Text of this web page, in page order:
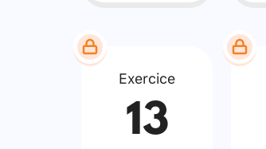
Exercice
13